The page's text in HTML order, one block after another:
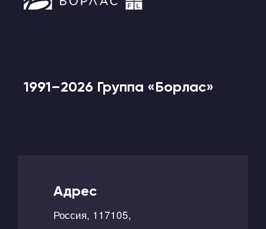
1991–2026 Группа «Борлас»
Адрес
Россия, 117105,